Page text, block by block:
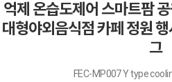
억제 온습도제어 스마트팜
대형야외음식점 카페 정원
그
FEC-MP007 Y type